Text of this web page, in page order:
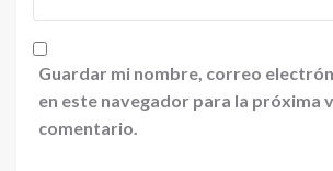
Guardar mi nombre, correo
en este navegador para la próxima
comentario.